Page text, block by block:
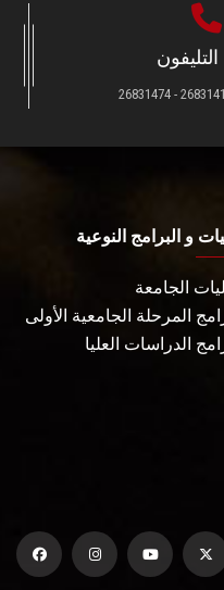
و البرامج النوعية
الجامعة
المرحلة الجامعية الأولى
الدراسات العليا